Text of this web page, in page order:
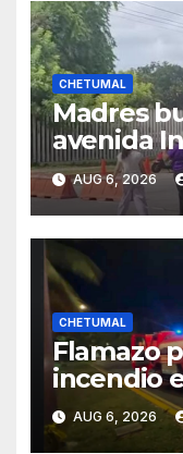
CHETUMAL
Madres
avenida
reunión
Quintana
AUG 6, 2026
CHETUMAL
Flamazo
incendio
Chetumal
AUG 6, 2026